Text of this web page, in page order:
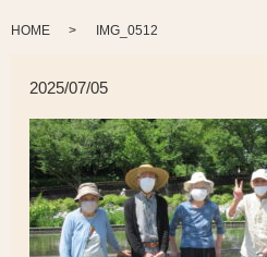
HOME IMG_0512
2025/07/05